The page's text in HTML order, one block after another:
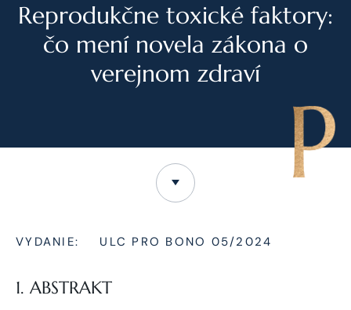
Reprodukčne toxické faktory:
čo mení novela zákona o
verejnom zdraví
VYDANIE: ULC PRO BONO 05/2024
1. ABSTRAKT